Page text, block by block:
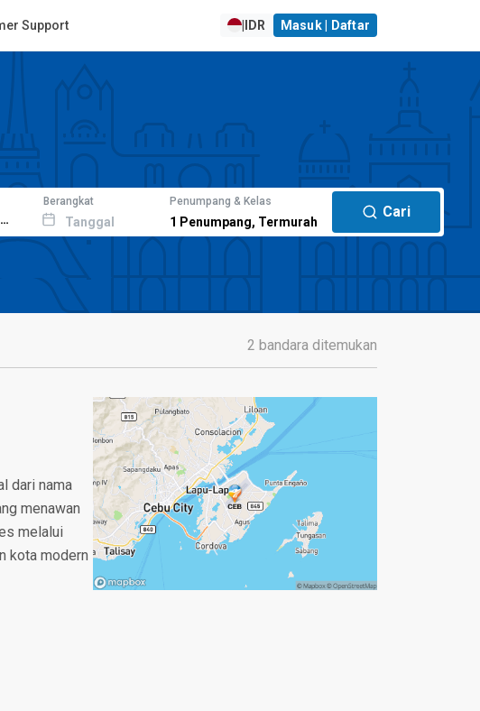
Support | IDR Masuk | Daftar
Berangkat
Tanggal
Penumpang & Kelas
1 Penumpang, Termurah
Cari
2 bandara ditemukan
dari nama
menawan
melalui
kota modern